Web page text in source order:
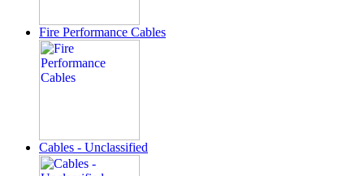
Fire Performance Cables
Cables - Unclassified